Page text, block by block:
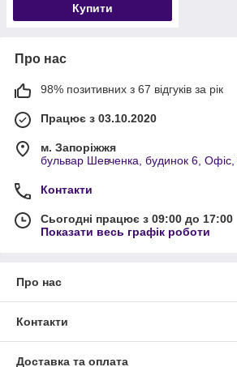
Купити
Про нас
98% позитивних з 67 відгуків за рік
Працює з 03.10.2020
м. Запоріжжя
бульвар Шевченка, будинок 6, Офіс,
Контакти
Сьогодні працює з 09:00 до 17:00
Показати весь графік роботи
Про нас
Контакти
Доставка та оплата